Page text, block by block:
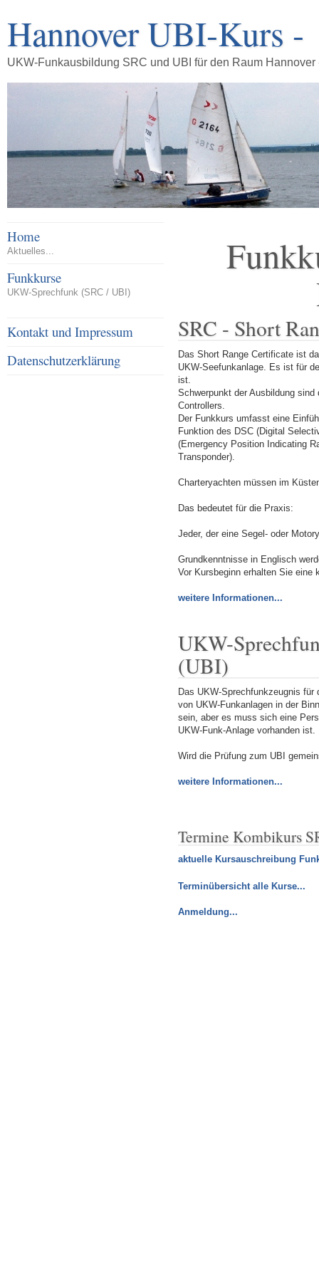
Hannover UBI-Kurs
UKW-Funkausbildung SRC und UBI für den Raum Hannover
Home
Aktuelles...
Funkkurse
UKW-Sprechfunk (SRC / UBI)
Kontakt und Impressum
Datenschutzerklärung
SRC - Short
Das Short Range Certificate ist
UKW-Seefunkanlage. Es ist für
ist.
Schwerpunkt der Ausbildung
Controllers.
Der Funkkurs umfasst eine
Funktion des DSC (Digital
(Emergency Position Indicating
Transponder).
Charteryachten müssen im
Das bedeutet für die Praxis:
Jeder, der eine Segel- oder
Grundkenntnisse in Englisch
Vor Kursbeginn erhalten Sie eine
weitere Informationen...
UKW-
(UBI)
Das UKW-Sprechfunkzeugnis
von UKW-Funkanlagen in der
sein, aber es muss sich eine
UKW-Funk-Anlage vorhanden ist.
Wird die Prüfung zum UBI
weitere Informationen...
Termine Kombikurs
aktuelle Kursauschreibung
Terminübersicht alle Kurse...
Anmeldung...